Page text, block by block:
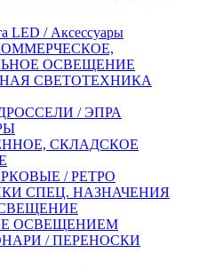
LED / Аксессуары
ОСВЕЩЕНИЕ
СВЕТОТЕХНИКА
/ ЭПРА
СКЛАДСКОЕ
/ РЕТРО
СПЕЦ. НАЗНАЧЕНИЯ
ОСВЕЩЕНИЕМ
/ ПЕРЕНОСКИ